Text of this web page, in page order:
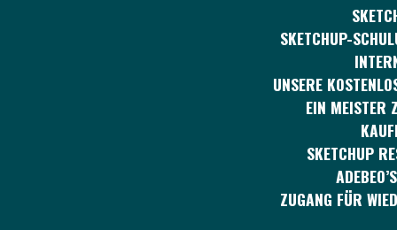
SKETCHUP-
UNSERE
EIN MEISTER
SKETCHUP
ZUGANG FÜR